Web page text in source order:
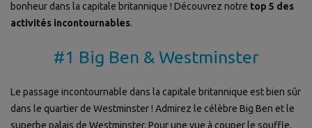
bonheur dans la capitale britannique ! Découvrez notre top 5 des
activités incontournables.
#1 Big Ben & Westminster
Le passage incontournable dans la capitale britannique est bien sûr
dans le quartier de Westminster ! Admirez le célèbre Big Ben et le
superbe palais de Westminster. Pour une vue à couper le souffle,